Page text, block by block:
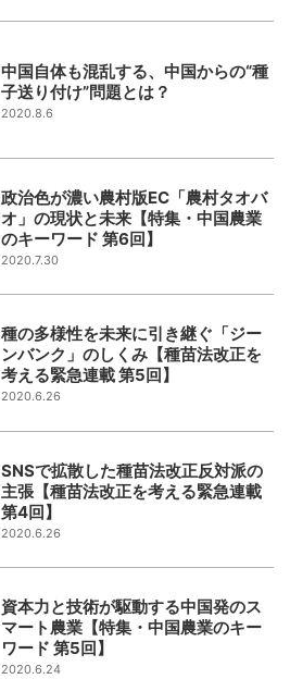
中国自体も混乱する、中国からの“種
子送り付け”問題とは？
2020.8.6
政治色が濃い農村版EC「農村タオバ
オ」の現状と未来【特集・中国農業
のキーワード 第6回】
2020.7.30
種の多様性を未来に引き継ぐ「ジー
ンバンク」のしくみ【種苗法改正を
考える緊急連載 第5回】
2020.6.26
SNSで拡散した種苗法改正反対派の
主張【種苗法改正を考える緊急連載
第4回】
2020.6.26
資本力と技術が駆動する中国発のス
マート農業【特集・中国農業のキー
ワード 第5回】
2020.6.24